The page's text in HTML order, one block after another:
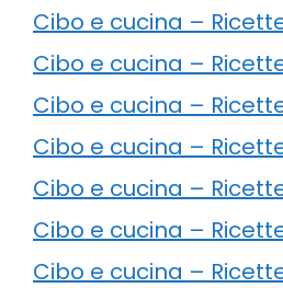
Cibo e cucina –
Cibo e cucina –
Cibo e cucina –
Cibo e cucina –
Cibo e cucina –
Cibo e cucina –
Cibo e cucina –